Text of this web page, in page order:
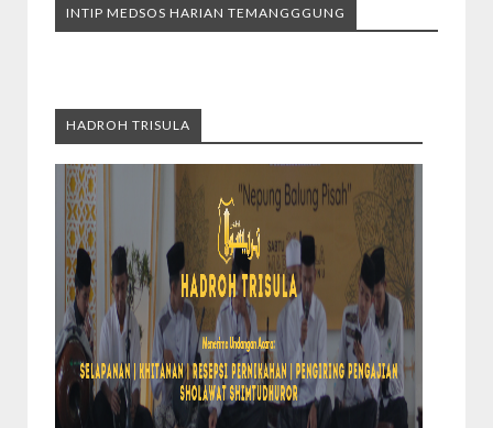
INTIP MEDSOS HARIAN TEMANGGGUNG
HADROH TRISULA